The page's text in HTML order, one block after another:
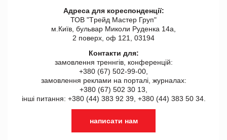
Адреса для кореспонденції:
ТОВ "Tрейд Мастер Груп"
м.Київ, бульвар Миколи Руденка 14а,
2 поверх, оф 121, 03194
Контакти для:
замовлення треннгів, конференцій:
+380 (67) 502-99-00,
замовлення реклами на порталі, журналах:
+380 (67) 502 30 13,
інші питання: +380 (44) 383 92 39, +380 (44) 383 50 34.
написати нам